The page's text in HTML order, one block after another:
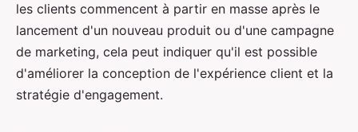
les clients commencent à partir en masse après le
lancement d'un nouveau produit ou d'une campagne
de marketing, cela peut indiquer qu'il est possible
d'améliorer la conception de l'expérience client et la
stratégie d'engagement.